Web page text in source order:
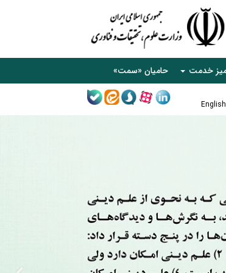
خدمت حامیان «سمت»
English